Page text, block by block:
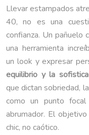
Llevar estampados
40, no es una
confianza. Un pañuelo
una herramienta
un look y expresar
equilibrio y la
que dictan sobriedad,
como un punto
abrumador. El
chic, no caótico.